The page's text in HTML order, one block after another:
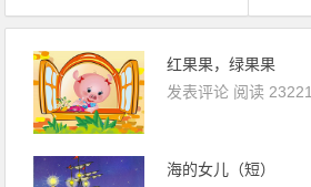
红果果，绿果果
发表评论 阅读 23221
海的女儿（短）